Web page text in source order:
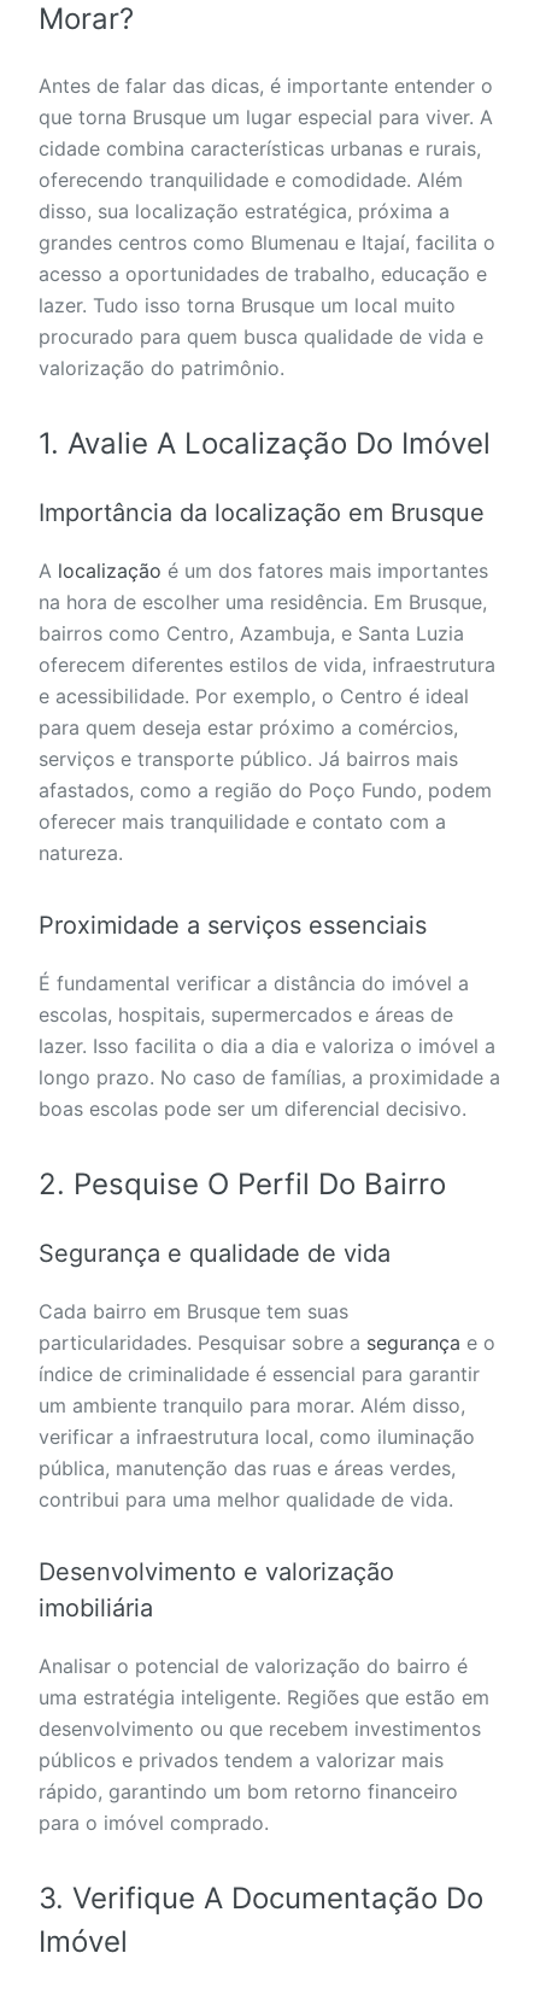
Morar?
Antes de falar das dicas, é importante entender o
que torna Brusque um lugar especial para viver. A
cidade combina características urbanas e rurais,
oferecendo tranquilidade e comodidade. Além
disso, sua localização estratégica, próxima a
grandes centros como Blumenau e Itajaí, facilita o
acesso a oportunidades de trabalho, educação e
lazer. Tudo isso torna Brusque um local muito
procurado para quem busca qualidade de vida e
valorização do patrimônio.
1. Avalie A Localização Do Imóvel
Importância da localização em Brusque
A localização é um dos fatores mais importantes
na hora de escolher uma residência. Em Brusque,
bairros como Centro, Azambuja, e Santa Luzia
oferecem diferentes estilos de vida, infraestrutura
e acessibilidade. Por exemplo, o Centro é ideal
para quem deseja estar próximo a comércios,
serviços e transporte público. Já bairros mais
afastados, como a região do Poço Fundo, podem
oferecer mais tranquilidade e contato com a
natureza.
Proximidade a serviços essenciais
É fundamental verificar a distância do imóvel a
escolas, hospitais, supermercados e áreas de
lazer. Isso facilita o dia a dia e valoriza o imóvel a
longo prazo. No caso de famílias, a proximidade a
boas escolas pode ser um diferencial decisivo.
2. Pesquise O Perfil Do Bairro
Segurança e qualidade de vida
Cada bairro em Brusque tem suas
particularidades. Pesquisar sobre a segurança e o
índice de criminalidade é essencial para garantir
um ambiente tranquilo para morar. Além disso,
verificar a infraestrutura local, como iluminação
pública, manutenção das ruas e áreas verdes,
contribui para uma melhor qualidade de vida.
Desenvolvimento e valorização
imobiliária
Analisar o potencial de valorização do bairro é
uma estratégia inteligente. Regiões que estão em
desenvolvimento ou que recebem investimentos
públicos e privados tendem a valorizar mais
rápido, garantindo um bom retorno financeiro
para o imóvel comprado.
3. Verifique A Documentação Do
Imóvel